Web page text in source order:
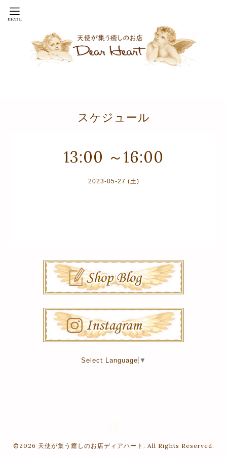
スケジュール
13:00 ～16:00
2023-05-27 (土)
Select Language ▼
©2026 天使が集う癒しのお店ディアハート . All Rights Reserved.